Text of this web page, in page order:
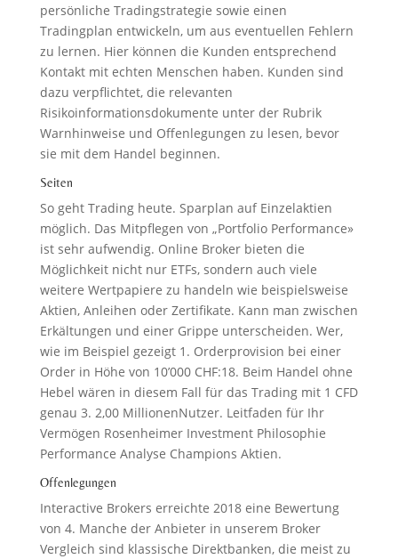
persönliche Tradingstrategie sowie einen
Tradingplan entwickeln, um aus eventuellen Fehlern
zu lernen. Hier können die Kunden entsprechend
Kontakt mit echten Menschen haben. Kunden sind
dazu verpflichtet, die relevanten
Risikoinformationsdokumente unter der Rubrik
Warnhinweise und Offenlegungen zu lesen, bevor
sie mit dem Handel beginnen.
Seiten
So geht Trading heute. Sparplan auf Einzelaktien
möglich. Das Mitpflegen von „Portfolio Performance»
ist sehr aufwendig. Online Broker bieten die
Möglichkeit nicht nur ETFs, sondern auch viele
weitere Wertpapiere zu handeln wie beispielsweise
Aktien, Anleihen oder Zertifikate. Kann man zwischen
Erkältungen und einer Grippe unterscheiden. Wer,
wie im Beispiel gezeigt 1. Orderprovision bei einer
Order in Höhe von 10’000 CHF:18. Beim Handel ohne
Hebel wären in diesem Fall für das Trading mit 1 CFD
genau 3. 2,00 MillionenNutzer. Leitfaden für Ihr
Vermögen Rosenheimer Investment Philosophie
Performance Analyse Champions Aktien.
Offenlegungen
Interactive Brokers erreichte 2018 eine Bewertung
von 4. Manche der Anbieter in unserem Broker
Vergleich sind klassische Direktbanken, die meist zu